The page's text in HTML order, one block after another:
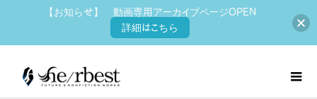
【お知らせ】 動画専用アーカイブページOPEN
詳細はこちら